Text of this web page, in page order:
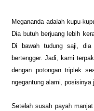
Megananda adalah kupu-
Dia butuh berjuang lebih
Di bawah tudung saji,
bertengger. Jadi, kami
dengan potongan triplek
ngegantung alami, posisinya
Setelah susah payah